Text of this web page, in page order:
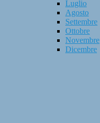
Luglio
Agosto
Settembre
Ottobre
Novembre
Dicembre